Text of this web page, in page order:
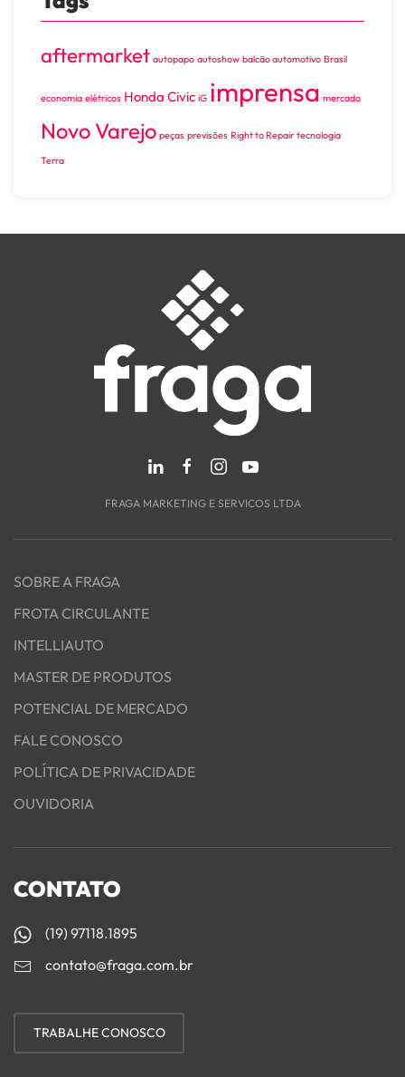
aftermarket autopapo autoshow balcão automotivo Brasil
economia elétricos Honda Civic iG imprensa mercado
Novo Varejo peças previsões Right to Repair tecnologia
Terra
FRAGA MARKETING E SERVICOS LTDA
SOBRE A FRAGA
FROTA CIRCULANTE
INTELLIAUTO
MASTER DE PRODUTOS
POTENCIAL DE MERCADO
FALE CONOSCO
POLÍTICA DE PRIVACIDADE
OUVIDORIA
CONTATO
(19) 97118.1895
contato@fraga.com.br
TRABALHE CONOSCO